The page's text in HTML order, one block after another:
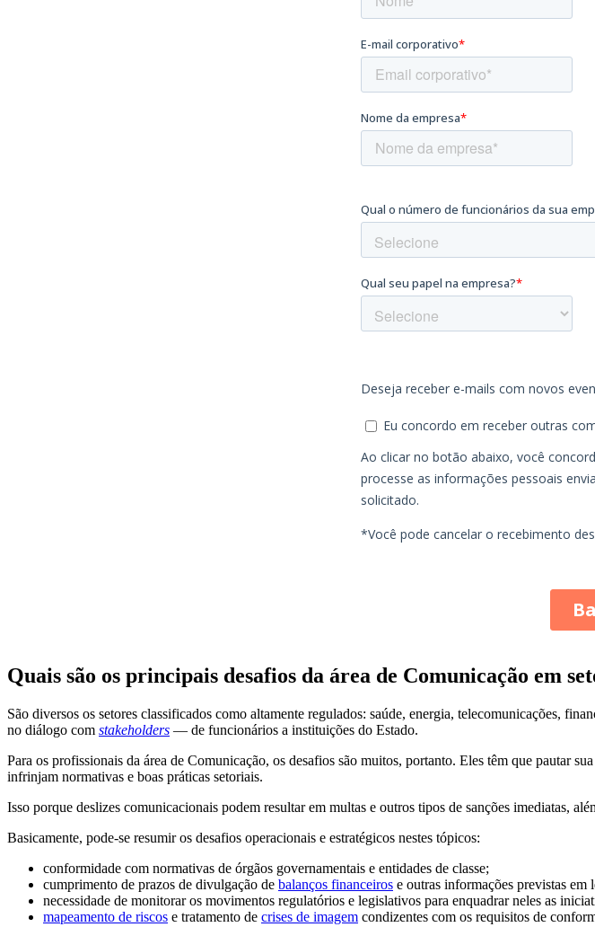
Quais são os principais desafios da área de Comunicação em
São diversos os setores classificados como altamente regulados: saúde, energia, telecomunicações,
no diálogo com stakeholders — de funcionários a instituições do Estado.
Para os profissionais da área de Comunicação, os desafios são muitos, portanto. Eles têm que pautar
infrinjam normativas e boas práticas setoriais.
Isso porque deslizes comunicacionais podem resultar em multas e outros tipos de sanções imediatas,
Basicamente, pode-se resumir os desafios operacionais e estratégicos nestes tópicos:
conformidade com normativas de órgãos governamentais e entidades de classe;
cumprimento de prazos de divulgação de balanços financeiros e outras informações previstas em
necessidade de monitorar os movimentos regulatórios e legislativos para enquadrar neles as
mapeamento de riscos e tratamento de crises de imagem condizentes com os requisitos de